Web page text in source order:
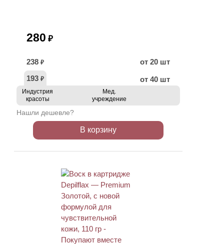
280 ₽
238 ₽
от 20 шт
193 ₽ от 40 шт
Индустрия
красоты
Мед.
учреждение
Нашли дешевле?
В корзину